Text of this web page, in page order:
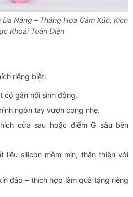
Năng – Thăng Hoa Cảm Xúc, Kích
Khoái Toàn Diện
riêng biệt:
có gân nổi sinh động.
ngón tay vươn cong nhẹ.
cửa sau hoặc điểm G sâu bên
liệu silicon mềm mịn, thân thiện với
đáo – thích hợp làm quà tặng riêng